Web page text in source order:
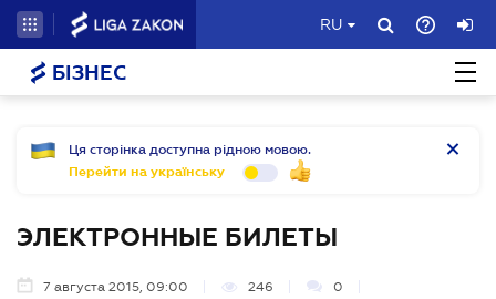
RU
БІЗНЕС
Ця сторінка доступна рідною мовою.
Перейти на українську
ЭЛЕКТРОННЫЕ БИЛЕТЫ
7 августа 2015, 09:00 246 0